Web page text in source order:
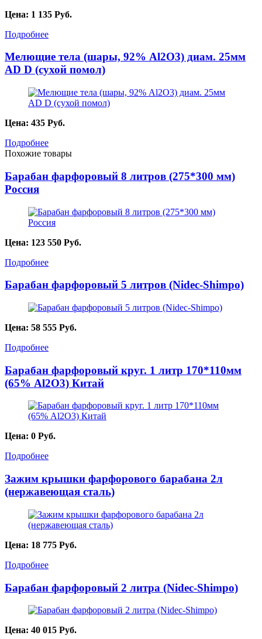
Цена: 1 135 Руб.
Подробнее
Мелющие тела (шары, 92% Al2O3) диам. 25мм
AD D (сухой помол)
Цена: 435 Руб.
Подробнее
Похожие товары
Барабан фарфоровый 8 литров (275*300 мм)
Россия
Цена: 123 550 Руб.
Подробнее
Барабан фарфоровый 5 литров (Nidec-Shimpo)
Цена: 58 555 Руб.
Подробнее
Барабан фарфоровый круг. 1 литр 170*110мм
(65% Al2O3) Китай
Цена: 0 Руб.
Подробнее
Зажим крышки фарфорового барабана 2л
(нержавеющая сталь)
Цена: 18 775 Руб.
Подробнее
Барабан фарфоровый 2 литра (Nidec-Shimpo)
Цена: 40 015 Руб.